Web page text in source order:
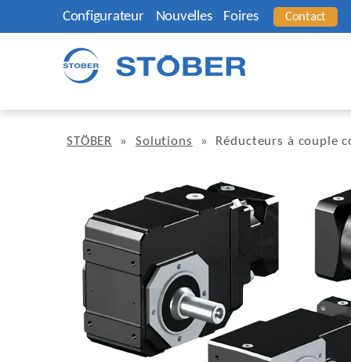
Configurateur Nouvelles Foires Contact
STÖBER » Solutions » Réducteurs à couple